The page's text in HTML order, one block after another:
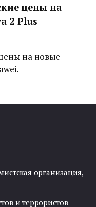
цены на
2 Plus
на новые
организация,
и террористов